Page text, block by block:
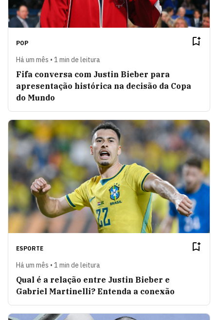
POP
Há um mês • 1 min de leitura
Fifa conversa com Justin Bieber para
apresentação histórica na decisão da Copa
do Mundo
ESPORTE
Há um mês • 1 min de leitura
Qual é a relação entre Justin Bieber e
Gabriel Martinelli? Entenda a conexão